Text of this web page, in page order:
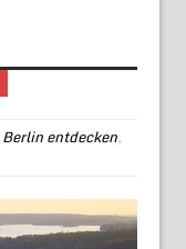
Berlin entdecken,